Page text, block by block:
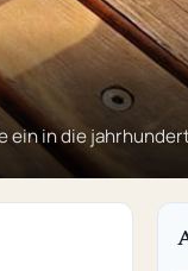
ein in die